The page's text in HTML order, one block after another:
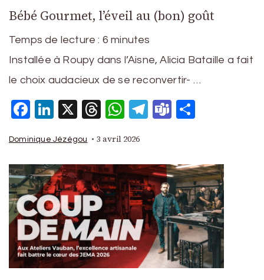
Bébé Gourmet, l’éveil au (bon) goût
Temps de lecture : 6 minutes
Installée à Roupy dans l’Aisne, Alicia Bataille a fait
le choix audacieux de se reconvertir- …
Facebook
LinkedIn
X Threads
WhatsApp
Telegram
Teams
Dominique Jézégou 3 avril 2026